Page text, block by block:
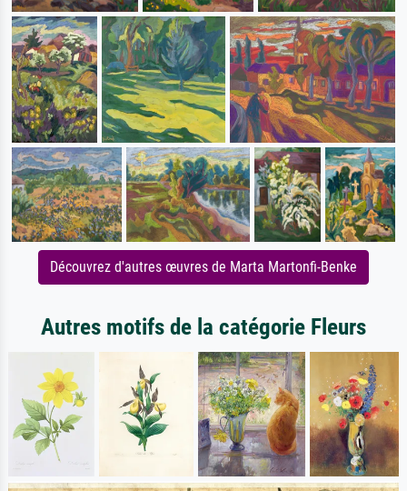
Découvrez d'autres œuvres de Marta Martonfi-Benke
Autres motifs de la catégorie Fleurs